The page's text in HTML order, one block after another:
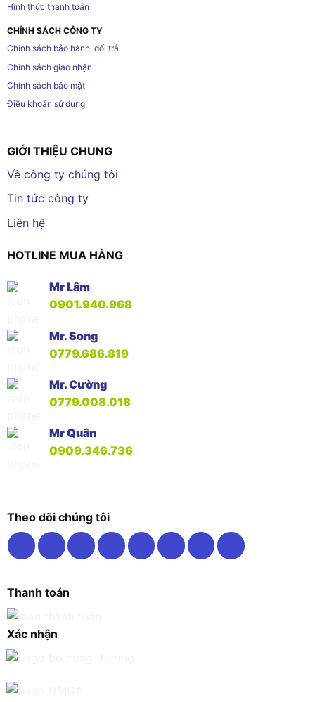
Hình thức thanh toán
CHÍNH SÁCH CÔNG TY
Chính sách bảo hành, đổi trả
Chính sách giao nhận
Chính sách bảo mật
Điều khoản sử dụng
GIỚI THIỆU CHUNG
Về công ty chúng tôi
Tin tức công ty
Liên hệ
HOTLINE MUA HÀNG
Mr Lâm
0901.940.968
Mr. Song
0779.686.819
Mr. Cường
0779.008.018
Mr Quân
0909.346.736
Theo dõi chúng tôi
Thanh toán
Xác nhận